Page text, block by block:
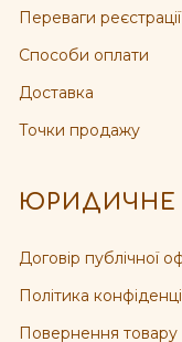
Переваги реєстрації
Способи оплати
Доставка
Точки продажу
ЮРИДИЧНЕ
Договір публічної
Політика
Повернення товару